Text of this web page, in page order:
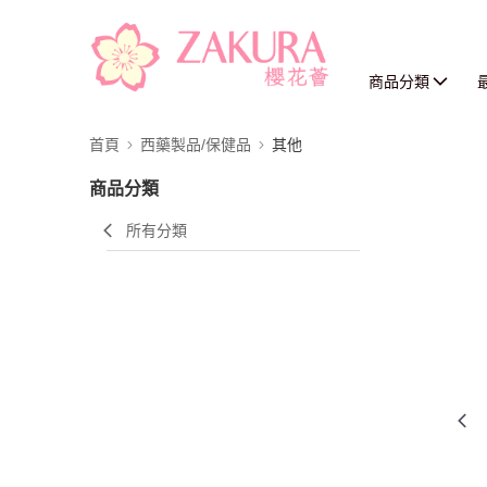
商品分類
首頁 西藥製品/保健品 其他
商品分類
所有分類